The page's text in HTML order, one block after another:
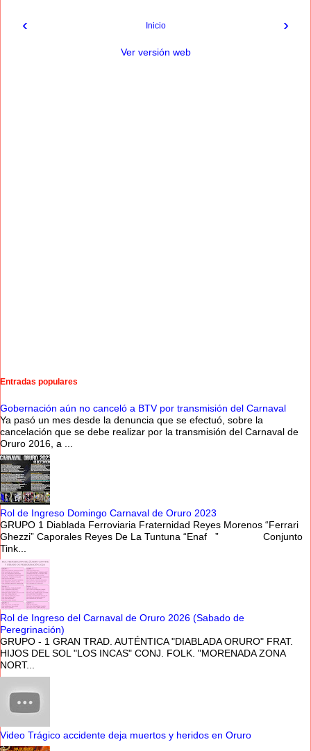
‹ ›
Inicio
Ver versión web
Entradas populares
Gobernación aún no canceló a BTV por transmisión del Carnaval
Ya pasó un mes desde la denuncia que se efectuó, sobre la
cancelación que se debe realizar por la transmisión del Carnaval de
Oruro 2016, a ...
Rol de Ingreso Domingo Carnaval de Oruro 2023
GRUPO 1 Diablada Ferroviaria Fraternidad Reyes Morenos “Ferrari
Ghezzi” Caporales Reyes De La Tuntuna “Enaf ” Conjunto
Tink...
Rol de Ingreso del Carnaval de Oruro 2026 (Sabado de
Peregrinación)
GRUPO - 1 GRAN TRAD. AUTÉNTICA "DIABLADA ORURO" FRAT.
HIJOS DEL SOL "LOS INCAS" CONJ. FOLK. "MORENADA ZONA
NORT...
Video Trágico accidente deja muertos y heridos en Oruro